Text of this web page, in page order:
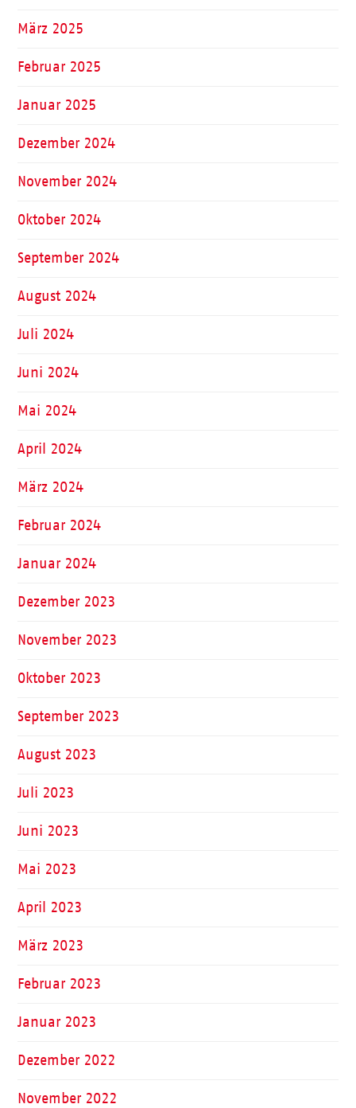
März 2025
Februar 2025
Januar 2025
Dezember 2024
November 2024
Oktober 2024
September 2024
August 2024
Juli 2024
Juni 2024
Mai 2024
April 2024
März 2024
Februar 2024
Januar 2024
Dezember 2023
November 2023
Oktober 2023
September 2023
August 2023
Juli 2023
Juni 2023
Mai 2023
April 2023
März 2023
Februar 2023
Januar 2023
Dezember 2022
November 2022